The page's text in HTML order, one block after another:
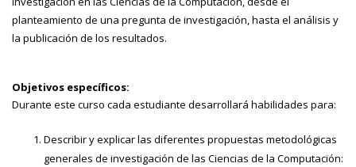
planteamiento de una pregunta de investigación, hasta el análisis y
la publicación de los resultados.
Objetivos específicos:
Durante este curso cada estudiante desarrollará habilidades para:
Describir y explicar las diferentes propuestas metodológicas
generales de investigación de las Ciencias de la Computación: